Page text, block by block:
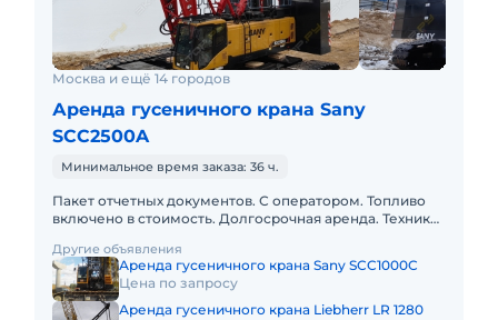
Москва и ещё 14 городов
Аренда гусеничного крана Sany
SCC2500A
Минимальное время заказа: 36 ч.
Пакет отчетных документов. С оператором. Топливо
включено в стоимость. Долгосрочная аренда. Техника
кран SCC250
Другие объявления
Аренда гусеничного крана Sany SCC1000C
Цена по запросу
Аренда гусеничного крана Liebherr LR 1280